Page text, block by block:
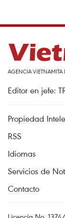
AGENCIA VIETNAMITA
Editor en jefe:
Propiedad
RSS
Idiomas
Servicios de
Contacto